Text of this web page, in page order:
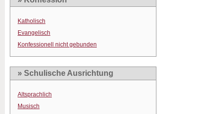
Katholisch
Evangelisch
Konfessionell nicht gebunden
» Schulische Ausrichtung
Altsprachlich
Musisch